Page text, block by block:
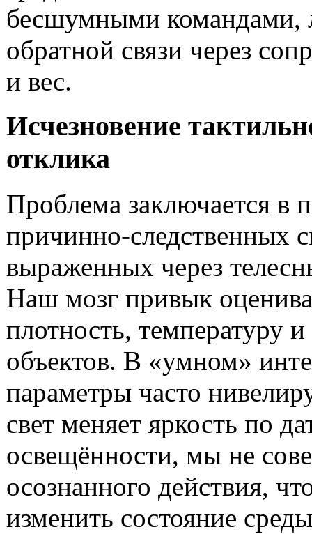
бесшумными командами,
обратной связи через
и вес.
Исчезновение
отклика
Проблема заключается в
причинно-следственных
выраженных через
Наш мозг привык
плотность, температуру и
объектов. В «умном»
параметры часто
свет меняет яркость по
освещённости, мы не
осознанного действия,
изменить состояние